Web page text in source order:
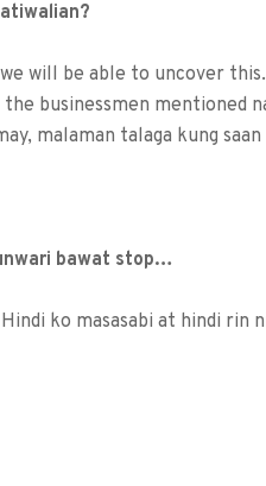
will be able to uncover
businessmen mentioned
malaman talaga kung saan
bawat stop…
ko masasabi at hindi rin